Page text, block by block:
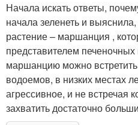
Начала искать ответы,
начала зеленеть и
растение – маршанция ,
представителем
маршанцию можно
водоемов, в низких местах
агрессивное, и не встречая
захватить достаточно